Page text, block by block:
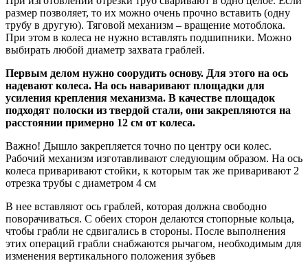
размер позволяет, то их можно очень прочно вставить (одну
трубу в другую). Тяговой механизм – вращение мотоблока.
При этом в колеса не нужно вставлять подшипники. Можно
выбирать любой диаметр захвата граблей.
Первым делом нужно соорудить основу. Для этого на ось
надевают колеса. На ось наваривают площадки для
усиления крепления механизма. В качестве площадок
подходят полоски из твердой стали, они закрепляются на
расстоянии примерно 12 см от колеса.
Важно! Дышло закрепляется точно по центру оси колес.
Рабочий механизм изготавливают следующим образом. На ось
колеса приваривают стойки, к которым так же приваривают 2
отрезка трубы с диаметром 4 см
В нее вставляют ось граблей, которая должна свободно
поворачиваться. С обеих сторон делаются стопорные кольца,
чтобы грабли не сдвигались в стороны. После выполнения
этих операций грабли снабжаются рычагом, необходимым для
изменения вертикального положения зубьев